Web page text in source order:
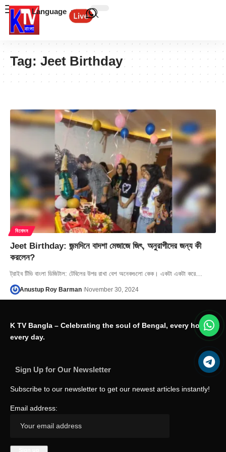
Language
Tag: Jeet Birthday
বিনোদন
Jeet Birthday: জন্মদিনে বাদশা মেজাজে জিৎ, অনুরাগীদের জন্য কী
করলেন?
ট্রাইব টিভি বাংলা ডিজিটাল: টেবিলের উপর রাখা বেশ অনেকগুলো কেক। একটা একটা করে…
Anustup Roy Barman November 30, 2024
K TV Bangla – Celebrating the soul of Bengal, every hour,
every day.
Sign Up for Our Newsletter
Subscribe to our newsletter to get our newest articles instantly!
Email address: